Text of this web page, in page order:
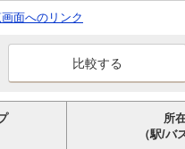
面へのリンク
所
（駅/バ